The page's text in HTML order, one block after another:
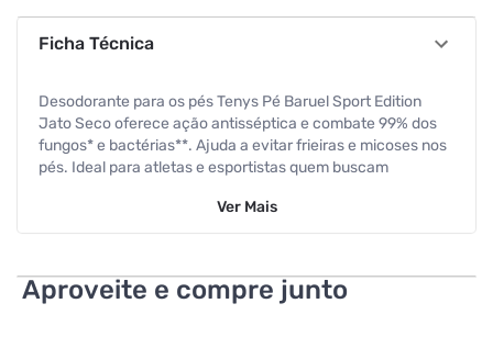
Ficha Técnica
Desodorante para os pés Tenys Pé Baruel Sport Edition
Jato Seco oferece ação antisséptica e combate 99% dos
fungos* e bactérias**. Ajuda a evitar frieiras e micoses nos
pés. Ideal para atletas e esportistas quem buscam
os pés sempre secos, cheirosos e protegidos com ação
Pé Baruel Sport Edition Jato Seco elimina o mau odor.
Ver Mais
Aproveite e compre junto